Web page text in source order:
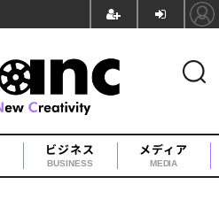
ビジネス
BUSINESS
メディア
MEDIA